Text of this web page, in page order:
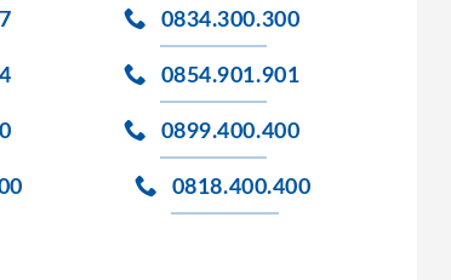
0834.300.300
0854.901.901
0899.400.400
0818.400.400